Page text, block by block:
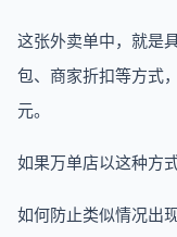
这张外卖单中，就是
包、商家折扣等方式
元。
如果万单店以这种方
如何防止类似情况出